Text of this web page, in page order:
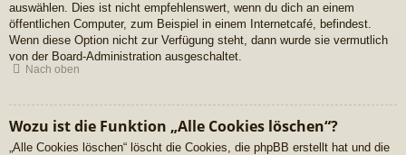
auswählen. Dies ist nicht empfehlenswert, wenn du dich an einem
öffentlichen Computer, zum Beispiel in einem Internetcafé, befindest.
Wenn diese Option nicht zur Verfügung steht, dann wurde sie vermutlich
von der Board-Administration ausgeschaltet.
Nach oben
Wozu ist die Funktion „Alle Cookies löschen“?
„Alle Cookies löschen“ löscht die Cookies, die phpBB erstellt hat und die